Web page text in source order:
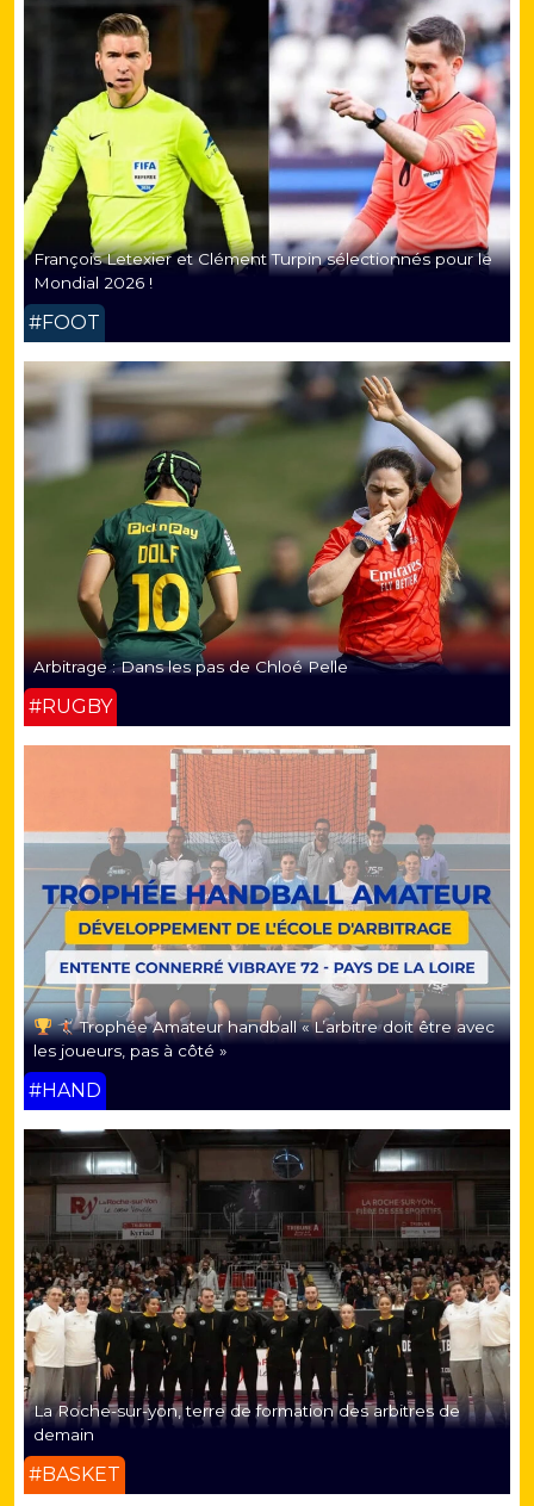
François Letexier et Clément Turpin sélectionnés pour le
Mondial 2026 !
#FOOT
Arbitrage : Dans les pas de Chloé Pelle
#RUGBY
Trophée Amateur handball « L’arbitre doit être avec
les joueurs, pas à côté »
#HAND
La Roche-sur-yon, terre de formation des arbitres de
demain
#BASKET